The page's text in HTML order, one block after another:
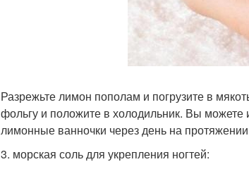
Разрежьте лимон пополам и погрузите в
фольгу и положите в холодильник. Вы можете
лимонные ванночки через день на
3. морская соль для укрепления ногтей: